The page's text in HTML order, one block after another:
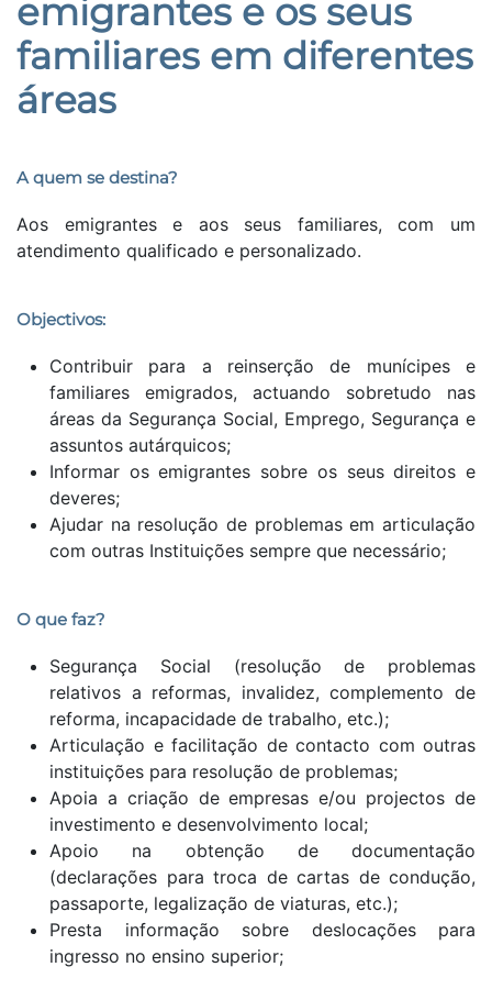
emigrantes e os seus
familiares em diferentes
áreas
A quem se destina?
Aos emigrantes e aos seus familiares, com um
atendimento qualificado e personalizado.
Objectivos:
Contribuir para a reinserção de munícipes e
familiares emigrados, actuando sobretudo nas
áreas da Segurança Social, Emprego, Segurança e
assuntos autárquicos;
Informar os emigrantes sobre os seus direitos e
deveres;
Ajudar na resolução de problemas em articulação
com outras Instituições sempre que necessário;
O que faz?
Segurança Social (resolução de problemas
relativos a reformas, invalidez, complemento de
reforma, incapacidade de trabalho, etc.);
Articulação e facilitação de contacto com outras
instituições para resolução de problemas;
Apoia a criação de empresas e/ou projectos de
investimento e desenvolvimento local;
Apoio na obtenção de documentação
(declarações para troca de cartas de condução,
passaporte, legalização de viaturas, etc.);
Presta informação sobre deslocações para
ingresso no ensino superior;